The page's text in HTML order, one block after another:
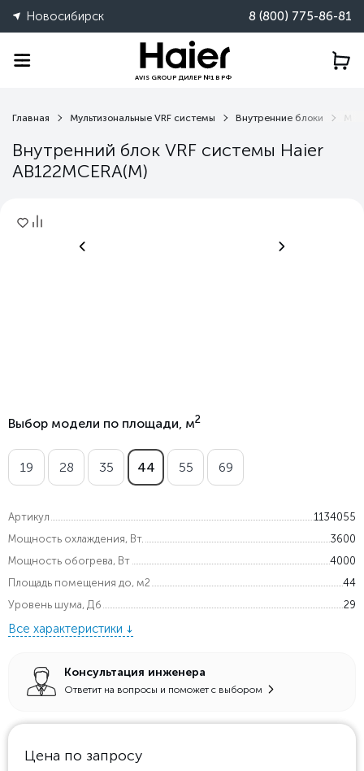
Новосибирск 8 (800) 775-86-81
AVIS GROUP ДИЛЕР №1 В РФ
Главная Мультизональные VRF системы Внутренние блоки
Внутренний блок VRF системы Haier
AB122MCERA(M)
Выбор модели по площади, м2
19 28 35 44 55 69
Артикул
1134055
Мощность охлаждения, Вт.
3600
Мощность обогрева, Вт
4000
Площадь помещения до, м2
44
Уровень шума, Дб
29
Все характеристики
Консультация инженера
Ответит на вопросы и поможет с выбором
Цена по запросу